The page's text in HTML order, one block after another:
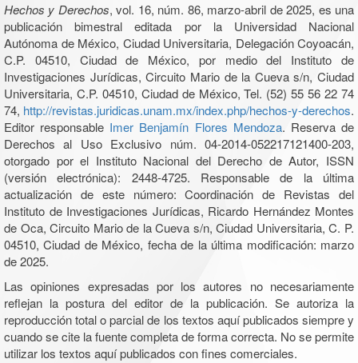
Hechos y Derechos, vol. 16, núm. 86, marzo-abril de 2025, es una
publicación bimestral editada por la Universidad Nacional
Autónoma de México, Ciudad Universitaria, Delegación Coyoacán,
C.P. 04510, Ciudad de México, por medio del Instituto de
Investigaciones Jurídicas, Circuito Mario de la Cueva s/n, Ciudad
Universitaria, C.P. 04510, Ciudad de México, Tel. (52) 55 56 22 74
74, http://revistas.juridicas.unam.mx/index.php/hechos-y-derechos.
Editor responsable Imer Benjamín Flores Mendoza. Reserva de
Derechos al Uso Exclusivo núm. 04-2014-052217121400-203,
otorgado por el Instituto Nacional del Derecho de Autor, ISSN
(versión electrónica): 2448-4725. Responsable de la última
actualización de este número: Coordinación de Revistas del
Instituto de Investigaciones Jurídicas, Ricardo Hernández Montes
de Oca, Circuito Mario de la Cueva s/n, Ciudad Universitaria, C. P.
04510, Ciudad de México, fecha de la última modificación: marzo
de 2025.
Las opiniones expresadas por los autores no necesariamente
reflejan la postura del editor de la publicación. Se autoriza la
reproducción total o parcial de los textos aquí publicados siempre y
cuando se cite la fuente completa de forma correcta. No se permite
utilizar los textos aquí publicados con fines comerciales.